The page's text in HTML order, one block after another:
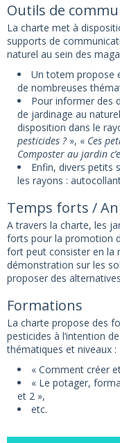
Outils de
La charte met à
supports de
naturel au sein des
Un totem propose
de nombreuses
Pour informer des
de jardinage au
disposition dans le
pesticides ?», « Ces
Composter au jardin
Enfin, divers petits
les rayons :
Temps forts /
A travers la charte, les
forts pour la promotion
fort peut consister en la
démonstration sur les
proposer des
Formations
La charte propose des
pesticides à l’intention
thématiques et niveaux :
« Comment créer
« Le potager,
et 2 »,
etc.